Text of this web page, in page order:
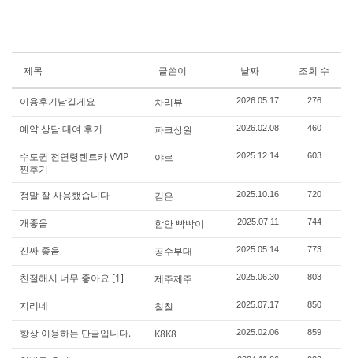
제목 글쓴이 날짜 조회 수
이용후기남길게요 차리뷰 2026.05.17 276
예약 상담 대여 후기 파크상원 2026.02.08 460
수도권 전연령렌트카 VVIP
찐후기
야르 2025.12.14 603
정말 잘 사용했습니다 김은 2025.10.16 720
개좋음 함안 빡빡이 2025.07.11 744
진짜 좋음 공수부대 2025.05.14 773
친절해서 너무 좋아요 [1] 제주제주 2025.06.30 803
지리네 칠칠 2025.07.17 850
항상 이용하는 단골입니다. K8K8 2025.02.06 859